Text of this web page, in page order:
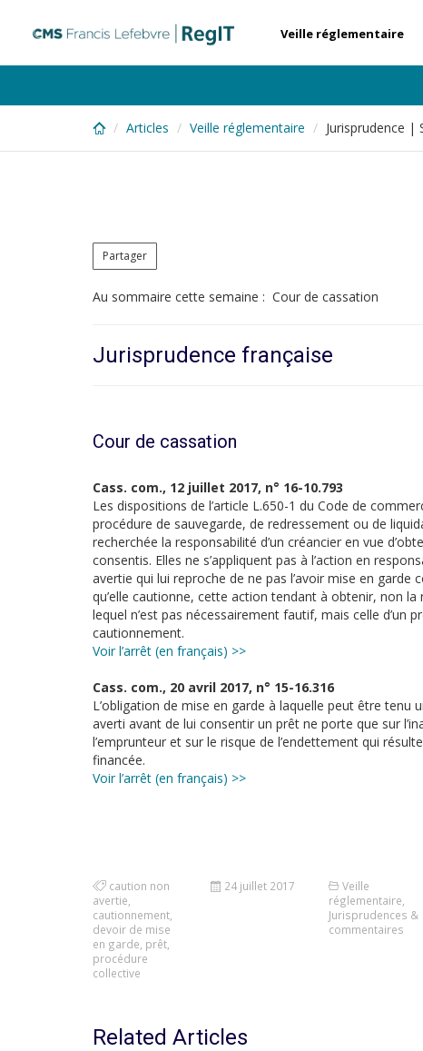
content
Veille réglementaire
Articles Veille réglementaire Jurisprudence |
Partager
Au sommaire cette semaine : Cour de cassation
Jurisprudence française
Cour de cassation
Cass. com., 12 juillet 2017, n° 16-10.793
Les dispositions de l’article L.650-1 du Code de
procédure de sauvegarde, de redressement ou de
recherchée la responsabilité d’un créancier en vue
consentis. Elles ne s’appliquent pas à l’action en
avertie qui lui reproche de ne pas l’avoir mise en garde
qu’elle cautionne, cette action tendant à obtenir, non
lequel n’est pas nécessairement fautif, mais celle d’un
cautionnement.
Voir l’arrêt (en français) >>
Cass. com., 20 avril 2017, n° 15-16.316
L’obligation de mise en garde à laquelle peut être tenu
averti avant de lui consentir un prêt ne porte que sur
l’emprunteur et sur le risque de l’endettement qui
financée.
Voir l’arrêt (en français) >>
caution non
avertie
cautionnement
devoir de mise
en garde prêt
procédure
collective
24 juillet 2017
Veille
réglementaire
Jurisprudences &
commentaires
Related Articles